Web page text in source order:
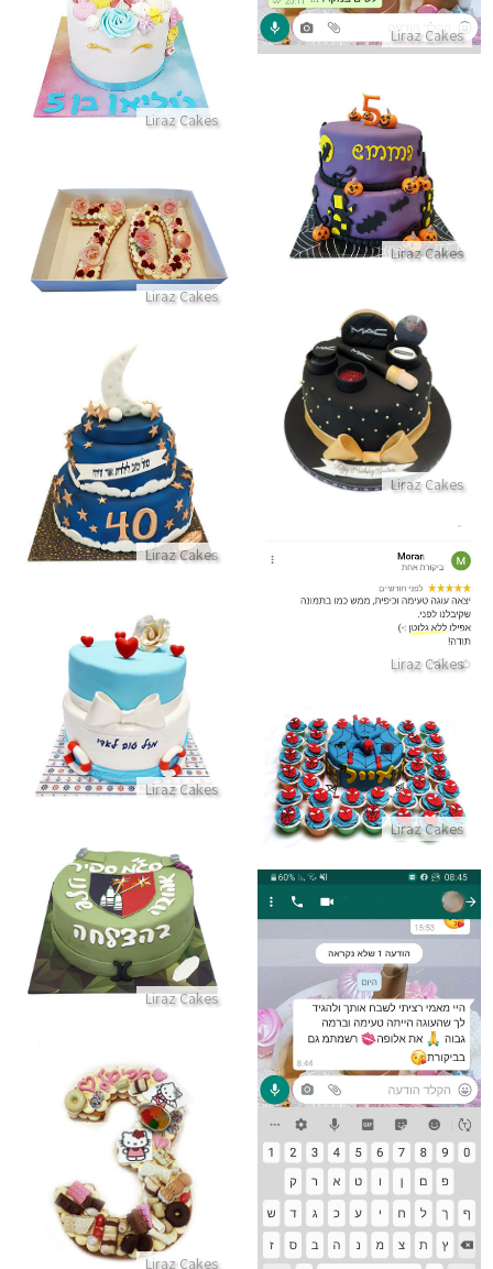
Liraz Cakes
Liraz Cakes
התקשר/י
Liraz Cakes
עוגת האלווין
התקשר/י
Liraz Cakes
עוגת מספרים עם פרחים לגיל 70
התקשר/י
Liraz Cakes
עוגת איפור לאשה מבצק סוכר
התקשר/י
Liraz Cakes
עוגת קומות לגיל 40
התקשר/י
Liraz Cakes
ביקורות מלקוחות לעוגה מעולה ללא גלוטן
Liraz Cakes
עוגת קומות בעיצוב ים
התקשר/י
Liraz Cakes
עוגת ספיידרמן וקאפקייקס מעוצבים
התקשר/י
Liraz Cakes
עוגת סיום קורס קצינות
התקשר/י
ביקורות מלקוחות לעוגה ברמה גבוהה
התקשר/י
Liraz Cakes
עוגת מספרים של הלו קיטי
התקשר/י